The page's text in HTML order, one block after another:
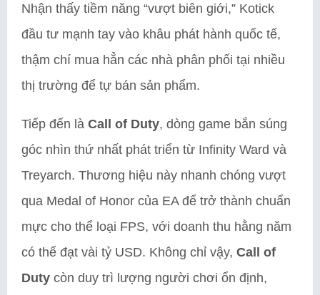
Nhận thấy tiềm năng “vượt biên giới,” Kotick
đầu tư mạnh tay vào khâu phát hành quốc tế,
thậm chí mua hẳn các nhà phân phối tại nhiều
thị trường để tự bán sản phẩm.
Tiếp đến là Call of Duty, dòng game bắn súng
góc nhìn thứ nhất phát triển từ Infinity Ward và
Treyarch. Thương hiệu này nhanh chóng vượt
qua Medal of Honor của EA để trở thành chuẩn
mực cho thể loại FPS, với doanh thu hằng năm
có thể đạt vài tỷ USD. Không chỉ vậy, Call of
Duty còn duy trì lượng người chơi ổn định,